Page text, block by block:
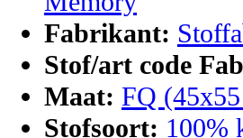
Fabrikant:
Stof/art code
Maat: FQ
Stofsoort: 100%